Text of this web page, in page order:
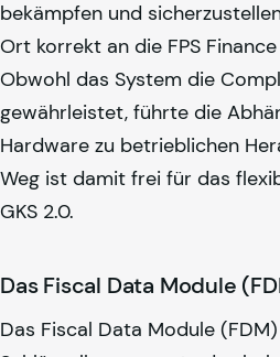
bekämpfen und
Ort korrekt an die FPS
Obwohl das System die
gewährleistet, führte die
Hardware zu betrieblichen
Weg ist damit frei für das
GKS 2.0.
Das Fiscal Data Module
Das Fiscal Data Module